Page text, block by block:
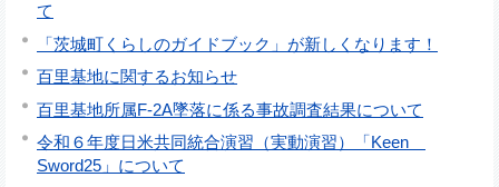
て
「茨城町くらしのガイドブック」が新しくなります！
百里基地に関するお知らせ
百里基地所属F-2A墜落に係る事故調査結果について
令和６年度日米共同統合演習（実動演習）「Keen
Sword25」について